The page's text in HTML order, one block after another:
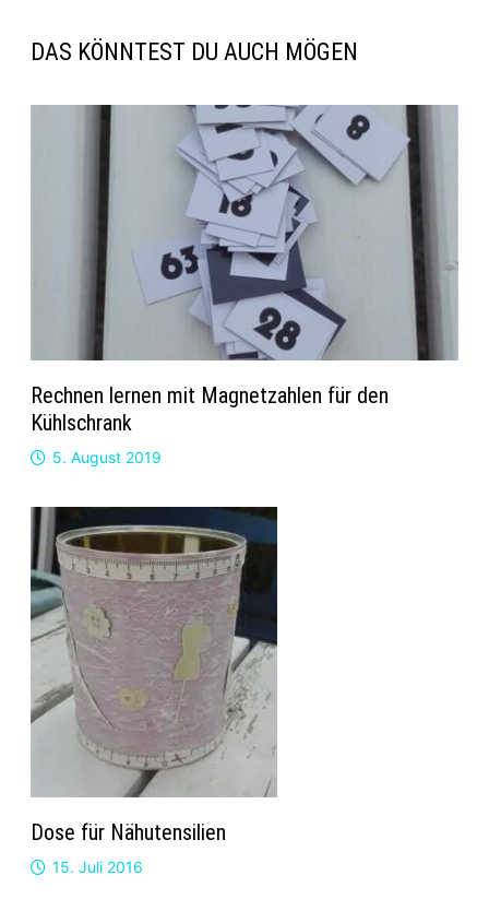
DAS KÖNNTEST DU AUCH MÖGEN
Rechnen lernen mit Magnetzahlen für den
Kühlschrank
5. August 2019
Dose für Nähutensilien
15. Juli 2016